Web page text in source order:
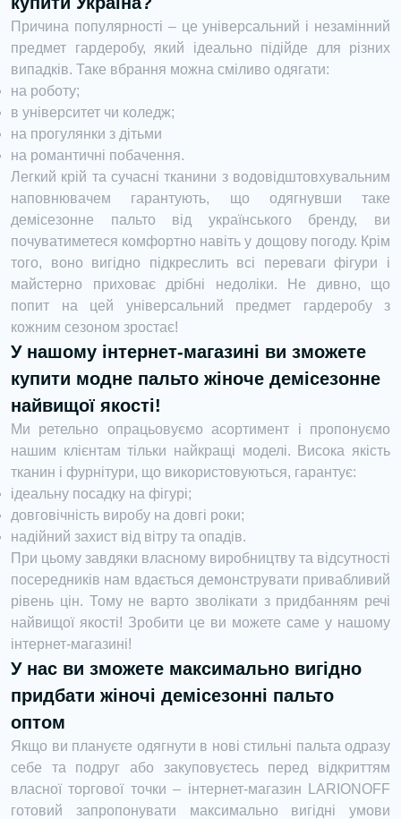
Причина популярності – це універсальний і незамінний
предмет гардеробу, який ідеально підійде для різних
випадків. Таке вбрання можна сміливо одягати:
на роботу;
в університет чи коледж;
на прогулянки з дітьми
на романтичні побачення.
Легкий крій та сучасні тканини з водовідштовхувальним
наповнювачем гарантують, що одягнувши таке
демісезонне пальто від українського бренду, ви
почуватиметеся комфортно навіть у дощову погоду. Крім
того, воно вигідно підкреслить всі переваги фігури і
майстерно приховає дрібні недоліки. Не дивно, що
попит на цей універсальний предмет гардеробу з
кожним сезоном зростає!
У нашому інтернет-магазині ви зможете
купити модне пальто жіноче демісезонне
найвищої якості!
Ми ретельно опрацьовуємо асортимент і пропонуємо
нашим клієнтам тільки найкращі моделі. Висока якість
тканин і фурнітури, що використовуються, гарантує:
ідеальну посадку на фігурі;
довговічність виробу на довгі роки;
надійний захист від вітру та опадів.
При цьому завдяки власному виробництву та відсутності
посередників нам вдається демонструвати привабливий
рівень цін. Тому не варто зволікати з придбанням речі
найвищої якості! Зробити це ви можете саме у нашому
інтернет-магазині!
У нас ви зможете максимально вигідно
придбати жіночі демісезонні пальто
оптом
Якщо ви плануєте одягнути в нові стильні пальта одразу
себе та подруг або закуповуєтесь перед відкриттям
власної торгової точки – інтернет-магазин LARIONOFF
готовий запропонувати максимально вигідні умови